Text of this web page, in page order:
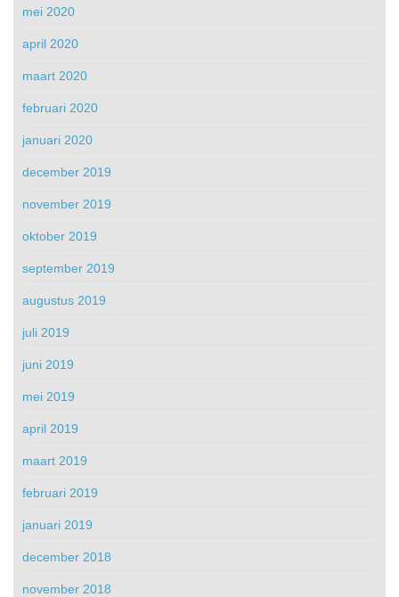
mei 2020
april 2020
maart 2020
februari 2020
januari 2020
december 2019
november 2019
oktober 2019
september 2019
augustus 2019
juli 2019
juni 2019
mei 2019
april 2019
maart 2019
februari 2019
januari 2019
december 2018
november 2018